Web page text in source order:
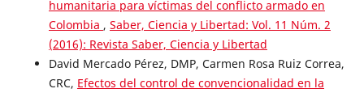
humanitaria para víctimas del conflicto armado en
Colombia , Saber, Ciencia y Libertad: Vol. 11 Núm. 2
(2016): Revista Saber, Ciencia y Libertad
David Mercado Pérez, DMP, Carmen Rosa Ruiz Correa,
CRC, Efectos del control de convencionalidad en la